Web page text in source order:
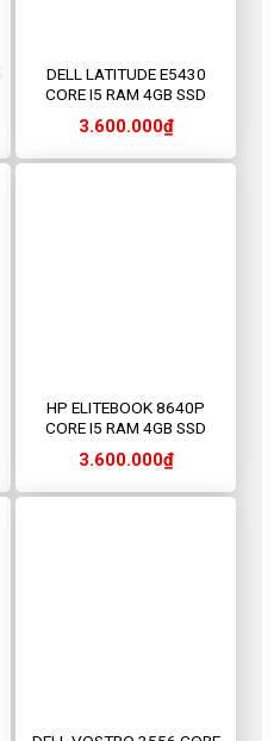
DELL LATITUDE E5430
CORE I5 RAM 4GB SSD
3.600.000₫
HP ELITEBOOK 8640P
CORE I5 RAM 4GB SSD
3.600.000₫